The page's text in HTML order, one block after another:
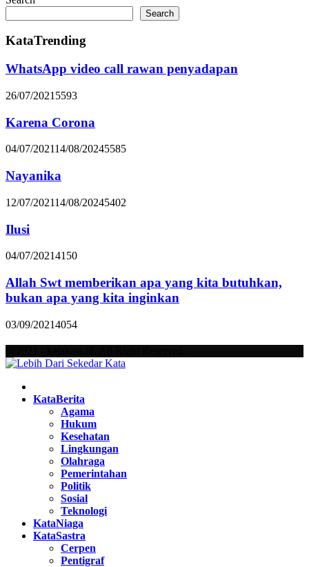
Search
KataTrending
WhatsApp video call rawan penyadapan
26/07/2021 5593
Karena Corona
04/07/202114/08/20245585
Nayanika
12/07/202114/08/20245402
Ilusi
04/07/20214150
Allah Swt memberikan apa yang kita butuhkan,
bukan apa yang kita inginkan
03/09/20214054
KataBerita
Agama
Hukum
Kesehatan
Lingkungan
Olahraga
Pemerintahan
Politik
Sosial
Teknologi
KataNiaga
KataSastra
Cerpen
Pentigraf